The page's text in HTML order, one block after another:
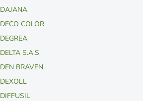
DAJANA
DECO COLOR
DEGREA
DELTA S.A.S
DEN BRAVEN
DEXOLL
DIFFUSIL